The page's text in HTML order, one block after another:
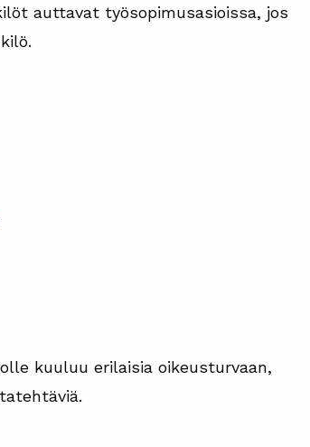
auttavat työsopimusasioissa, jos
kuuluu erilaisia oikeusturvaan,